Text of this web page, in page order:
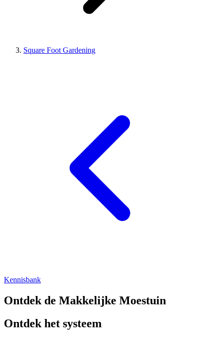
Square Foot Gardening
Kennisbank
Ontdek de Makkelijke Moestuin
Ontdek het systeem